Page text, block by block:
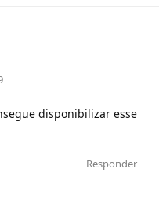
disponibilizar esse
Responder